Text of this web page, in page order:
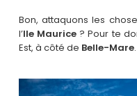
Bon, attaquons les
l’Ile Maurice ? Pour te
Est, à côté de Belle-Mare.